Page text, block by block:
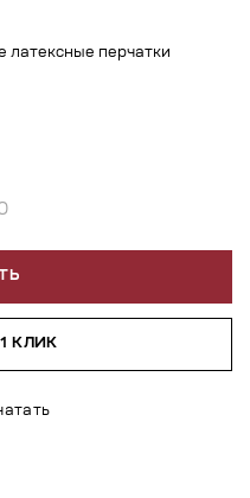
латексные перчатки
КЛИК